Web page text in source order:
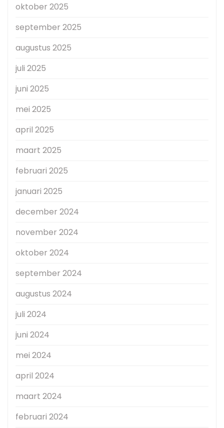
oktober 2025
september 2025
augustus 2025
juli 2025
juni 2025
mei 2025
april 2025
maart 2025
februari 2025
januari 2025
december 2024
november 2024
oktober 2024
september 2024
augustus 2024
juli 2024
juni 2024
mei 2024
april 2024
maart 2024
februari 2024